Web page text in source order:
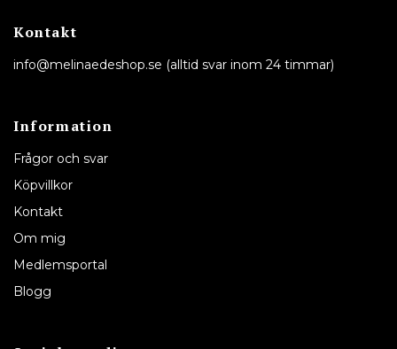
Kontakt
info@melinaedeshop.se (alltid svar inom 24 timmar)
Information
Frågor och svar
Köpvillkor
Kontakt
Om mig
Medlemsportal
Blogg